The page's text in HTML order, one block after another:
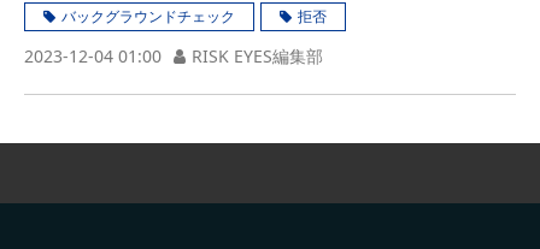
バックグラウンドチェック 拒否
2023-12-04 01:00 RISK EYES編集部